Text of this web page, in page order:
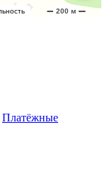
Платёжные